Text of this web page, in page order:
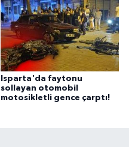
Isparta'da faytonu
sollayan otomobil
motosikletli gence çarptı!